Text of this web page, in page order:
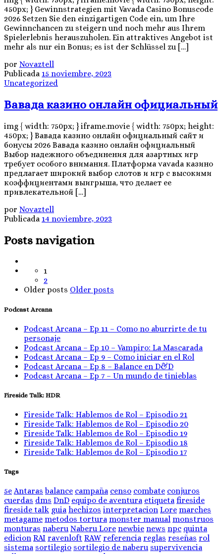
450px; } Gewinnstrategien mit Vavada Casino Bonuscode
2026 Setzen Sie den einzigartigen Code ein, um Ihre
Gewinnchancen zu steigern und noch mehr aus Ihrem
Spielerlebnis herauszuholen. Ein attraktives Angebot ist
mehr als nur ein Bonus; es ist der Schlüssel zu […]
por Novaztell
Publicada 15 noviembre, 2023
Uncategorized
Вавада казино онлайн официальный
img { width: 750px; } iframe.movie { width: 750px; height:
450px; } Вавада казино онлайн официальный сайт и
бонусы 2026 Вавада казино онлайн официальный
Выбор надежного объединения для азартных игр
требует особого внимания. Платформа vavada казино
предлагает широкий выбор слотов и игр с высокими
коэффициентами выигрыша, что делает ее
привлекательной […]
por Novaztell
Publicada 14 noviembre, 2023
Posts navigation
1
2
Older posts Older posts
Podcast Arcana
Podcast Arcana – Ep 11 – Como no aburrirte de tu
personaje
Podcast Arcana – Ep 10 – Vampiro: La Mascarada
Podcast Arcana – Ep 9 – Como iniciar en el Rol
Podcast Arcana – Ep 8 – Balance en D&D
Podcast Arcana – Ep 7 – Un mundo de tinieblas
Fireside Talk: HDR
Fireside Talk: Hablemos de Rol – Episodio 21
Fireside Talk: Hablemos de Rol – Episodio 20
Fireside Talk: Hablemos de Rol – Episodio 19
Fireside Talk: Hablemos de Rol – Episodio 18
Fireside Talk: Hablemos de Rol – Episodio 17
Tags
5e Antaras balance campaña censo combate conjuros
cuerdas dms DnD equipo de aventura etiqueta fireside
fireside talk guia hechizos interpretacion Lore marches
metagame metodos tortura monster manual monstruos
monturas naberu Naberu Lore newbie news npc quinta
edicion RAI ravenloft RAW referencia reglas reseñas rol
sistema sortilegio sortilegio de naberu supervivencia